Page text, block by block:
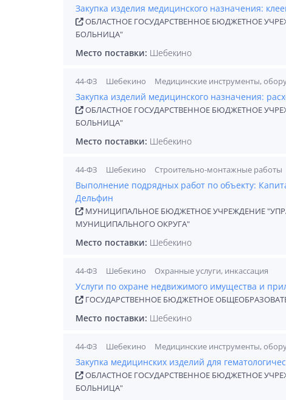
Закупка изделия медицинского назначения:
ОБЛАСТНОЕ ГОСУДАРСТВЕННОЕ БЮДЖЕТНОЕ
БОЛЬНИЦА"
Место поставки: Шебекино
44-ФЗ Шебекино Медицинские инструменты,
Закупка изделий медицинского назначения:
ОБЛАСТНОЕ ГОСУДАРСТВЕННОЕ БЮДЖЕТНОЕ
БОЛЬНИЦА"
Место поставки: Шебекино
44-ФЗ Шебекино Строительно-монтажные работы
Выполнение подрядных работ по объекту:
Дельфин
МУНИЦИПАЛЬНОЕ БЮДЖЕТНОЕ УЧРЕЖДЕНИЕ
МУНИЦИПАЛЬНОГО ОКРУГА"
Место поставки: Шебекино
44-ФЗ Шебекино Охранные услуги, инкассация
Услуги по охране недвижимого имущества и
ГОСУДАРСТВЕННОЕ БЮДЖЕТНОЕ
Место поставки: Шебекино
44-ФЗ Шебекино Медицинские инструменты,
Закупка медицинских изделий для
ОБЛАСТНОЕ ГОСУДАРСТВЕННОЕ БЮДЖЕТНОЕ
БОЛЬНИЦА"